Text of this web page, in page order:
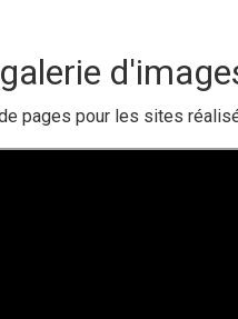
pages pour les sites